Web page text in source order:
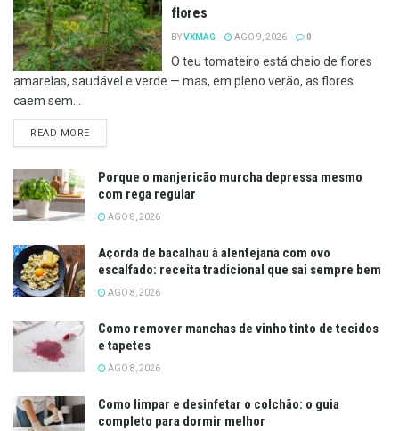
flores
BYVXMAG AGO 9, 2026 0
O teu tomateiro está cheio de flores
amarelas, saudável e verde — mas, em pleno verão, as flores
caem sem...
READ MOREDETAILS
Porque o manjericão murcha depressa mesmo
com rega regular
AGO 8, 2026
Açorda de bacalhau à alentejana com ovo
escalfado: receita tradicional que sai sempre bem
AGO 8, 2026
Como remover manchas de vinho tinto de tecidos
e tapetes
AGO 8, 2026
Como limpar e desinfetar o colchão: o guia
completo para dormir melhor